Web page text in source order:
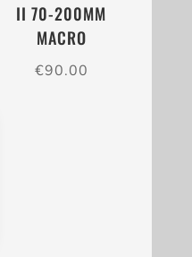
II 70-200MM
MACRO
€90.00